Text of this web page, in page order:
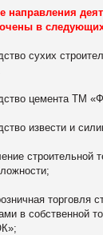
направления
в
сухих
цемента ТМ
извести и
строительной
торговля
в собственной